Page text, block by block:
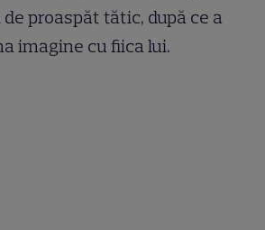
proaspăt tătic, după ce a
imagine cu fiica lui.